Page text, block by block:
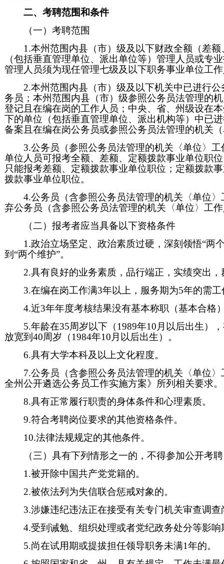
二、考聘范围和条件
（一）考聘范围
1.本州范围内县（市）级及以下财政全额（差
（包括垂直管理单位、派出单位等）管理人员或专
管理人员须为现任管理七级及以下职务事业单位工
2.本州范围内县（市）级及以下机关中已进行
务员；本州范围内县（市）级参照公务员法管理的
登记且在编在岗的工作人员；中央、省、州级设在
下的单位（包括垂直管理单位、派出机构等）中已
备案且在编在岗公务员或参照公务员法管理的机关
3.公务员（参照公务员法管理的机关〈单位〉
单位人员可报考全额、差额、定额拨款事业单位职
只能报考差额、定额拨款事业单位职位；定额拨款
拨款事业单位职位。
4.公务员（含参照公务员法管理的机关〈单位
弃公务员（含参照公务员法管理的机关〈单位〉工
（二）报考者应当具备以下资格条件
1.政治立场坚定、政治素质过硬，深刻领悟“两
到“两个维护”。
2.具有良好的业务素质，品行端正，实绩突出，
3.在编在岗工作满3年以上，服务期为5年的需
4.近3年年度考核结果没有基本称职（基本合格
5.年龄在35周岁以下（1989年10月以后出生）
放宽到40周岁（1984年10月以后出生）。
6.具有大学本科及以上文化程度。
7.公务员（含参照公务员法管理的机关〈单位
全州公开遴选公务员工作实施方案》所列相关要求。
8.具有正常履行职责的身体条件和心理素质。
9.符合考聘岗位要求的其他资格条件。
10.法律法规规定的其他条件。
（三）具有下列情形之一的，不得参加公开考聘
1.被开除中国共产党党籍的。
2.被依法列为失信联合惩戒对象的。
3.涉嫌违纪违法正在接受有关专门机关审查调
4.受到诫勉、组织处理或者党纪政务处分等影
5.尚在试用期或提拔担任领导职务未满1年的。